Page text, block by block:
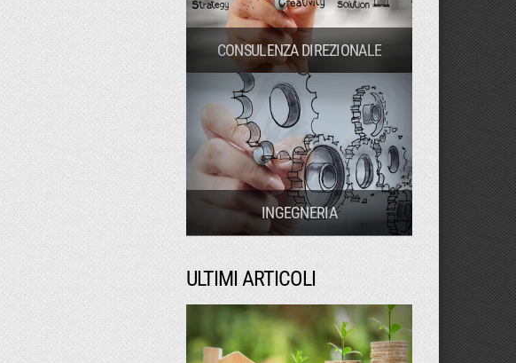
CONSULENZA DIREZIONALE
INGEGNERIA
ULTIMI ARTICOLI